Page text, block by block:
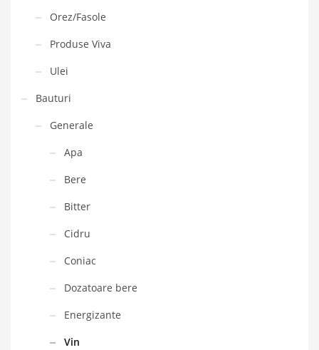
Orez/Fasole
Produse Viva
Ulei
Bauturi
Generale
Apa
Bere
Bitter
Cidru
Coniac
Dozatoare bere
Energizante
Vin